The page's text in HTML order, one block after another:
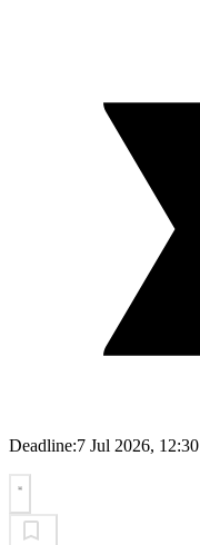
Deadline:7 Jul 2026, 12:30